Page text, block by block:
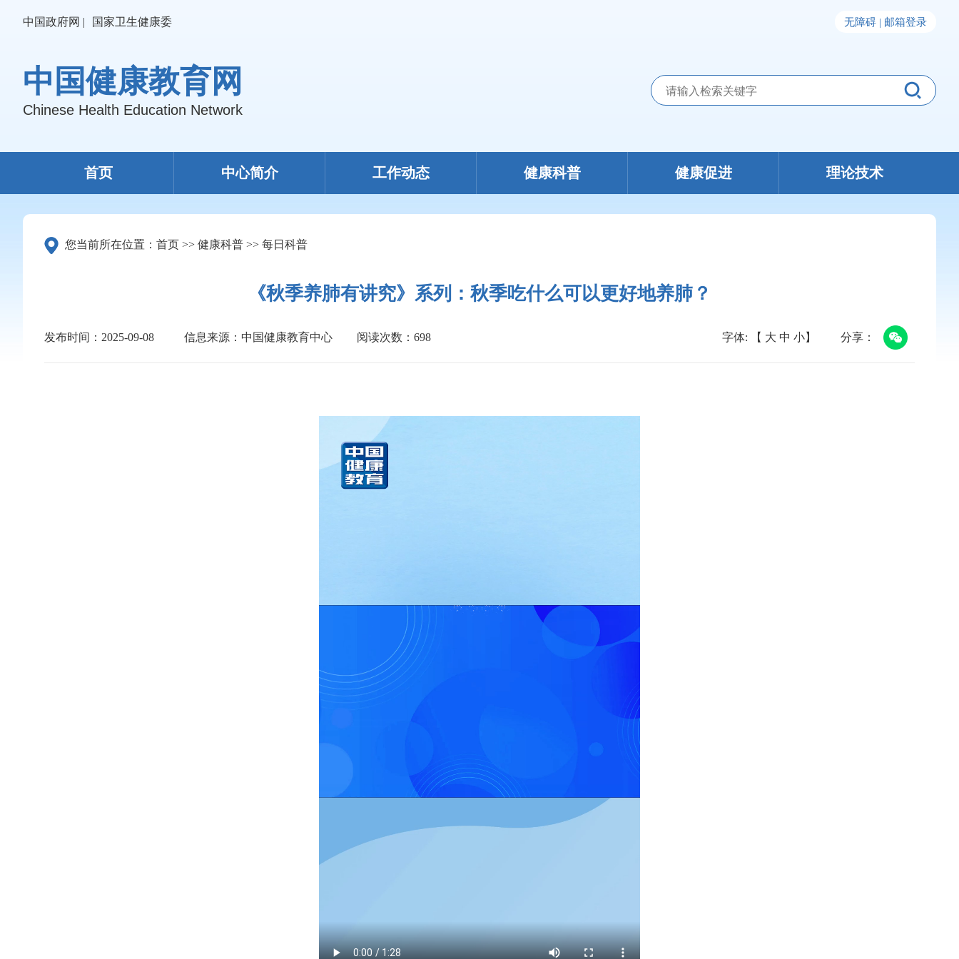
中国政府网 | 国家卫生健康委 无障碍 | 邮箱登录
中国健康教育网
Chinese Health Education Network
首页 中心简介 工作动态 健康科普 健康促进 理论技术
您当前所在位置： 首页 >> 健康科普 >> 每日科普
《秋季养肺有讲究》系列：秋季吃什么可以更好地养肺？
发布时间：2025-09-08 信息来源：中国健康教育中心 阅读次数： 698 字体: 【 大 中 小】 分享：